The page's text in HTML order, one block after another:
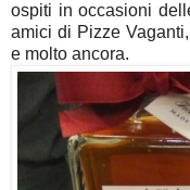
ospiti in occasioni
amici di Pizze
e molto ancora.